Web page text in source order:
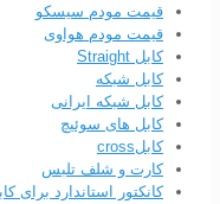
قیمت مودم سیسکو
قیمت مودم هواوی
کابل Straight
کابل شبکه
کابل شبکه ایرانی
کابل های سوئیچ
کابلcross
کارت و شلف تلبس
کانکتور استاندارد برای